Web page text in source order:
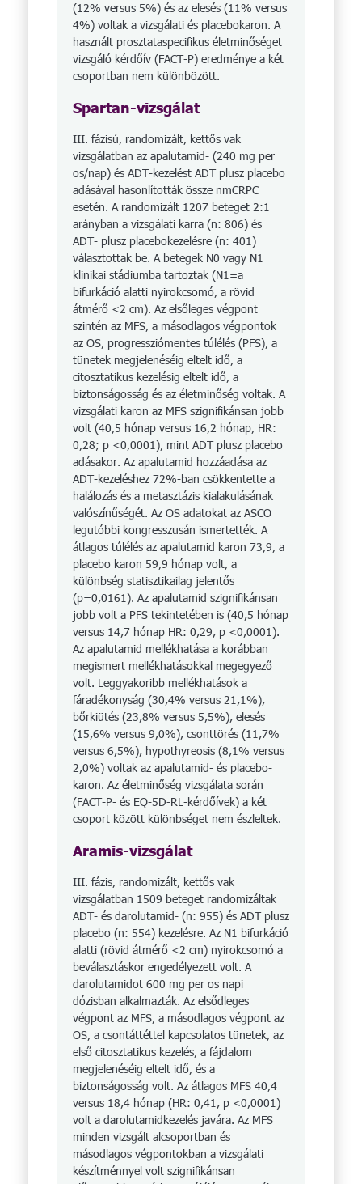
(12% versus 5%) és az elesés (11% versus
4%) voltak a vizsgálati és placebokaron. A
használt prosztata­specifikus életminőséget
vizsgáló kérdőív (FACT-P) eredménye a két
csoportban nem különbözött.
Spartan-vizsgálat
III. fázisú, randomizált, kettős vak
vizsgálatban az apalutamid- (240 mg per
os/nap) és ADT-kezelést ADT plusz placebo
adásával hasonlították össze nmCRPC
esetén. A randomizált 1207 beteget 2:1
arányban a vizsgálati karra (n: 806) és
ADT- plusz placebokezelésre (n: 401)
választottak be. A betegek N0 vagy N1
klinikai stádiumba tartoztak (N1=a
bifurkáció alatti nyirokcsomó, a rövid
átmérő <2 cm). Az elsőleges végpont
szintén az MFS, a másodlagos végpontok
az OS, progressziómentes túlélés (PFS), a
tünetek megjelenéséig eltelt idő, a
citosztatikus kezelésig eltelt idő, a
biztonságosság és az életminőség voltak. A
vizsgálati karon az MFS szignifikánsan jobb
volt (40,5 hónap versus 16,2 hónap, HR:
0,28; p <0,0001), mint ADT plusz placebo
adásakor. Az apa­lutamid hozzáadása az
ADT-keze­léshez 72%-ban csökkentette a
halálozás és a metasztázis kialakulásának
valószínűségét. Az OS adatokat az ASCO
legutóbbi kongresszusán ismertették. A
átlagos túlélés az apalutamid karon 73,9, a
placebo karon 59,9 hónap volt, a
különbség statisztikailag jelentős
(p=0,0161). Az apalutamid szignifikánsan
jobb volt a PFS tekintetében is (40,5 hónap
versus 14,7 hónap HR: 0,29, p <0,0001).
Az apa­lutamid mellékhatása a korábban
megismert mellékhatásokkal megegyező
volt. Leg­gyakoribb mellékhatások a
fáradékonyság (30,4% versus 21,1%),
bőrkiütés (23,8% versus 5,5%), elesés
(15,6% versus 9,0%), csont­törés (11,7%
versus 6,5%), hypo­thyreosis (8,1% versus
2,0%) voltak az apalutamid- és placebo­
karon. Az életminőség vizsgálata során
(FACT-P- és EQ-5D-RL-kérdőívek) a két
csoport között különbséget nem észleltek.
Aramis-vizsgálat
III. fázis, randomizált, kettős vak
vizsgálatban 1509 beteget randomizáltak
ADT- és darolutamid- (n: 955) és ADT plusz
placebo (n: 554) kezelésre. Az N1 bifurkáció
alatti (rövid átmérő <2 cm) nyirokcsomó a
beválasztáskor engedélyezett volt. A
darolutamidot 600 mg per os napi
dózisban alkalmazták. Az elsődleges
végpont az MFS, a másodlagos végpont az
OS, a csontáttéttel kapcsolatos tünetek, az
első citosztatikus kezelés, a fájdalom
megjelenéséig eltelt idő, és a
biztonságosság volt. Az átlagos MFS 40,4
versus 18,4 hónap (HR: 0,41, p <0,0001)
volt a daroluta­mid­kezelés javára. Az MFS
minden vizsgált alcsoportban és
másodlagos végpontokban a vizsgálati
készítménnyel volt szignifikánsan